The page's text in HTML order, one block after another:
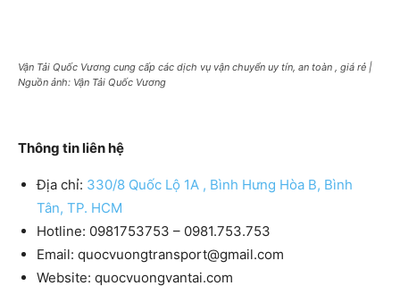
Vận Tải Quốc Vương cung cấp các dịch vụ vận chuyển uy tín, an toàn , giá rẻ |
Nguồn ảnh: Vận Tải Quốc Vương
Thông tin liên hệ
Địa chỉ: 330/8 Quốc Lộ 1A , Bình Hưng Hòa B, Bình
Tân, TP. HCM
Hotline: 0981753753 – 0981.753.753
Email: quocvuongtransport@gmail.com
Website: quocvuongvantai.com